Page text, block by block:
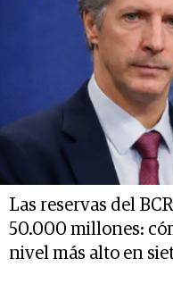
Las reservas del
50.000 millones:
nivel más alto en